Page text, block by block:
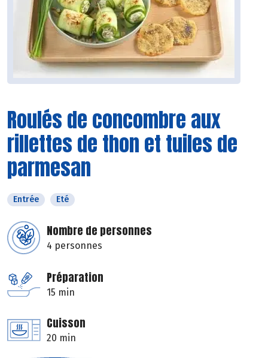
Roulés de concombre aux
rillettes de thon et tuiles de
parmesan
Entrée Eté
Nombre de personnes
4 personnes
Préparation
15 min
Cuisson
20 min